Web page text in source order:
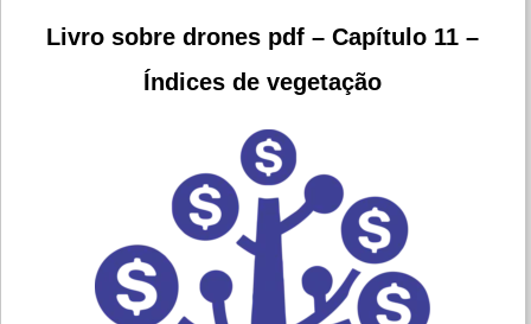
Livro sobre drones pdf –Capítulo 11 –
Índices de vegetação